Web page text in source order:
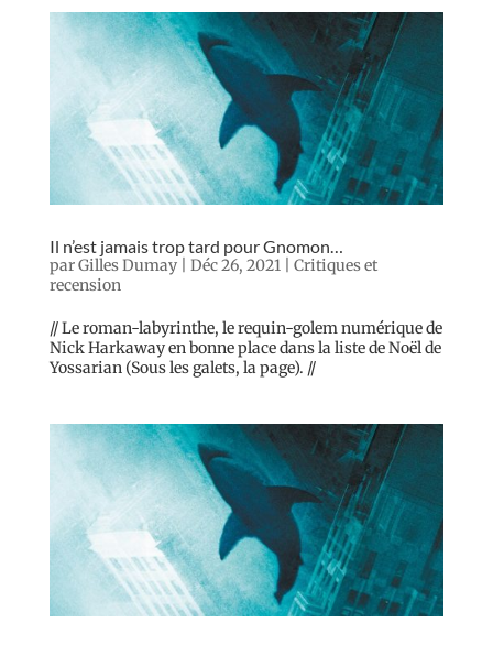
Il n’est jamais trop tard pour Gnomon…
parGilles Dumay| Déc 26, 2021| Critiques et
recension
// Le roman-labyrinthe, le requin-golem numérique de
Nick Harkaway en bonne place dans la liste de Noël de
Yossarian (Sous les galets, la page). //